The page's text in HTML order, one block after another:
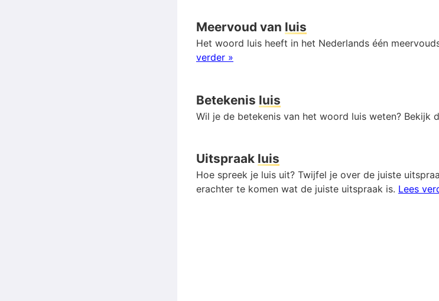
Meervoud van luis
Het woord luis heeft in het Nederlands één
verder »
Betekenis luis
Wil je de betekenis van het woord luis weten? Bekijk
Uitspraak luis
Hoe spreek je luis uit? Twijfel je over de juiste
erachter te komen wat de juiste uitspraak is. Lees